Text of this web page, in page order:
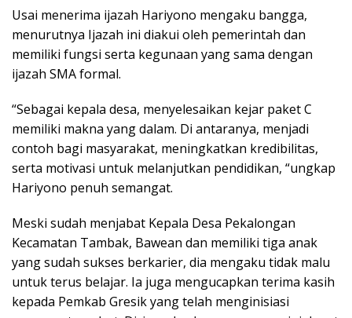
Usai menerima ijazah Hariyono mengaku bangga,
menurutnya Ijazah ini diakui oleh pemerintah dan
memiliki fungsi serta kegunaan yang sama dengan
ijazah SMA formal.
“Sebagai kepala desa, menyelesaikan kejar paket C
memiliki makna yang dalam. Di antaranya, menjadi
contoh bagi masyarakat, meningkatkan kredibilitas,
serta motivasi untuk melanjutkan pendidikan, “ungkap
Hariyono penuh semangat.
Meski sudah menjabat Kepala Desa Pekalongan
Kecamatan Tambak, Bawean dan memiliki tiga anak
yang sudah sukses berkarier, dia mengaku tidak malu
untuk terus belajar. Ia juga mengucapkan terima kasih
kepada Pemkab Gresik yang telah menginisiasi